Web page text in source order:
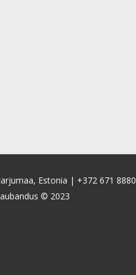
Estonia | +372 671 8880
© 2023